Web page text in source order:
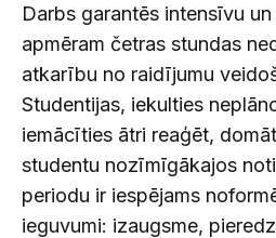
Darbs garantēs intensīvu
apmēram četras stundas
atkarību no raidījumu
Studentijas, iekulties
iemācīties ātri reaģēt,
studentu nozīmīgākajos
periodu ir iespējams
ieguvumi: izaugsme,